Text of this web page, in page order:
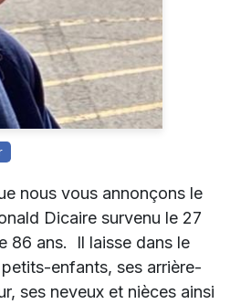
nous vous annonçons le
Dicaire survenu le 27
86 ans. Il laisse dans le
enfants, ses arrière-
ses neveux et nièces ainsi